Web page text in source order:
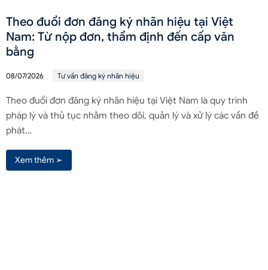
Theo đuổi đơn đăng ký nhãn hiệu tại Việt
Nam: Từ nộp đơn, thẩm định đến cấp văn
bằng
08/07/2026 Tư vấn đăng ký nhãn hiệu
Theo đuổi đơn đăng ký nhãn hiệu tại Việt Nam là quy trình
pháp lý và thủ tục nhằm theo dõi, quản lý và xử lý các vấn đề
phát…
Xem thêm ➢